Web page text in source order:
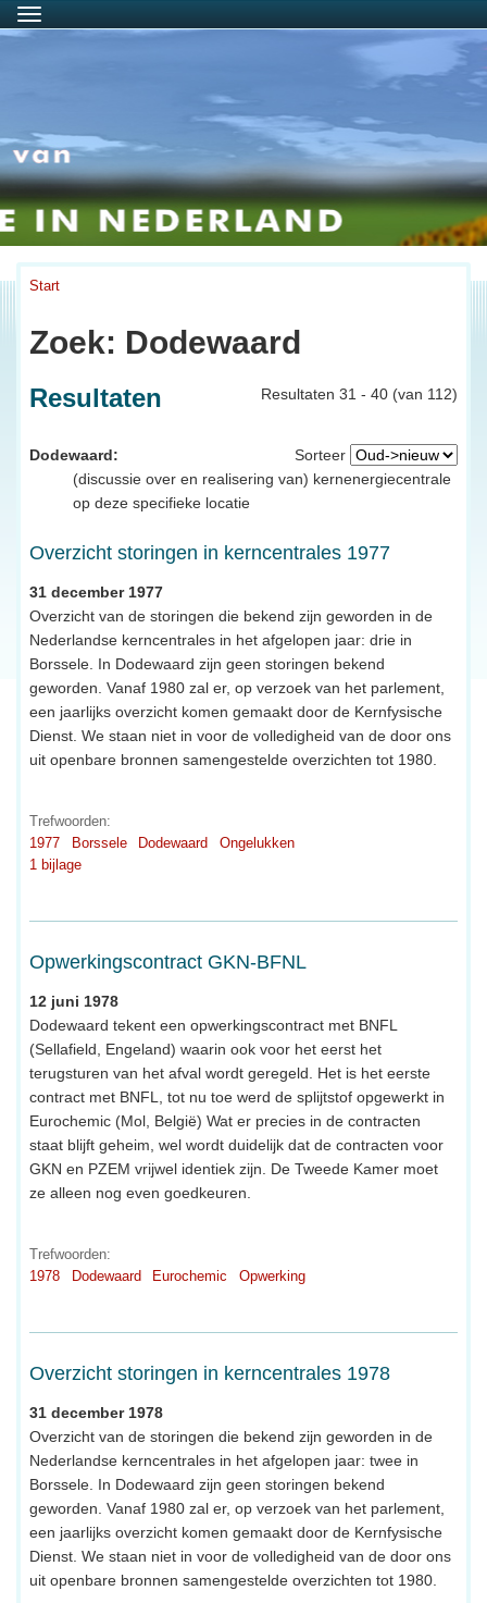
Menu
Start
Zoek: Dodewaard
Resultaten 31 - 40 (van 112)
Resultaten
Sorteer
Dodewaard:
(discussie over en realisering van) kernenergiecentrale
op deze specifieke locatie
Overzicht storingen in kerncentrales 1977
31 december 1977
Overzicht van de storingen die bekend zijn geworden in de
Nederlandse kerncentrales in het afgelopen jaar: drie in
Borssele. In Dodewaard zijn geen storingen bekend
geworden. Vanaf 1980 zal er, op verzoek van het parlement,
een jaarlijks overzicht komen gemaakt door de Kernfysische
Dienst. We staan niet in voor de volledigheid van de door ons
uit openbare bronnen samengestelde overzichten tot 1980.
Trefwoorden:
1977
Borssele Dodewaard
Ongelukken
1 bijlage
Opwerkingscontract GKN-BFNL
12 juni 1978
Dodewaard tekent een opwerkingscontract met BNFL
(Sellafield, Engeland) waarin ook voor het eerst het
terugsturen van het afval wordt geregeld. Het is het eerste
contract met BNFL, tot nu toe werd de splijtstof opgewerkt in
Eurochemic (Mol, België) Wat er precies in de contracten
staat blijft geheim, wel wordt duidelijk dat de contracten voor
GKN en PZEM vrijwel identiek zijn. De Tweede Kamer moet
ze alleen nog even goedkeuren.
Trefwoorden:
1978
Dodewaard Eurochemic Opwerking
Overzicht storingen in kerncentrales 1978
31 december 1978
Overzicht van de storingen die bekend zijn geworden in de
Nederlandse kerncentrales in het afgelopen jaar: twee in
Borssele. In Dodewaard zijn geen storingen bekend
geworden. Vanaf 1980 zal er, op verzoek van het parlement,
een jaarlijks overzicht komen gemaakt door de Kernfysische
Dienst. We staan niet in voor de volledigheid van de door ons
uit openbare bronnen samengestelde overzichten tot 1980.